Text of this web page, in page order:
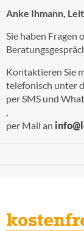
Anke Ihmann,
Sie haben Fragen
Kontaktieren Sie
telefonisch unter
per SMS und
,
per Mail an